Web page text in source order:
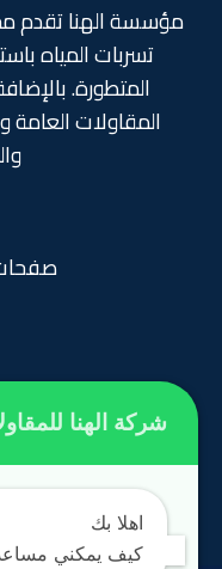
مؤسسة الهنا
تسربات المياه
المتطورة.
المقاولات العامة
الرئيسية
شركة الهنا
اهلا بك
كيف يمكني